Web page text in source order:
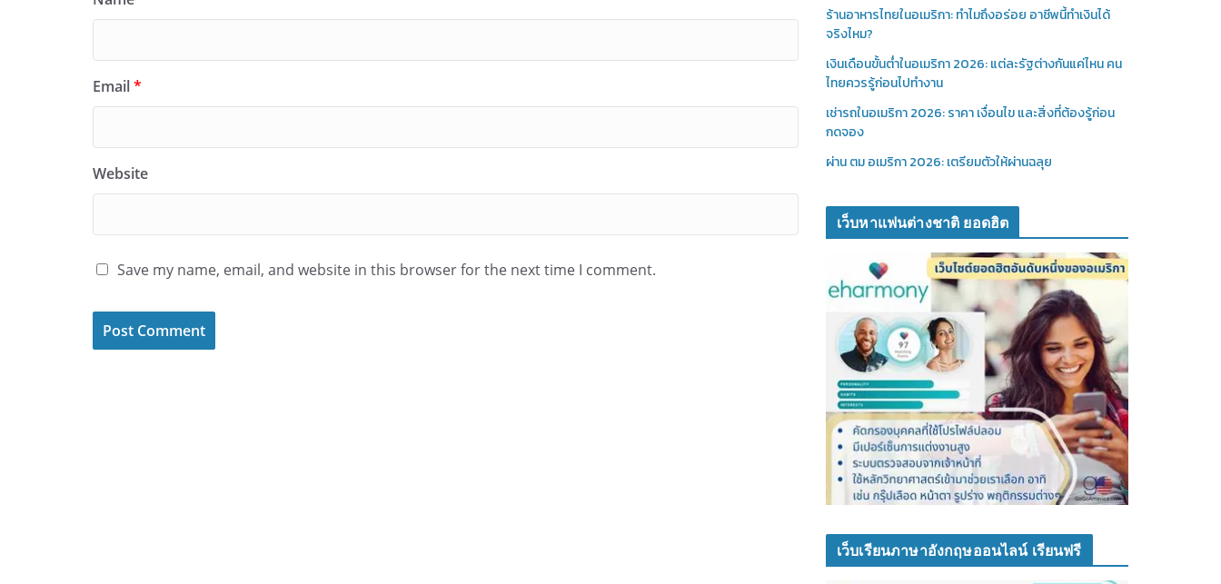
Email*
Website
Save my name, email, and website in this browser for the next time I comment.
ร้านอาหารไทยในอเมริกา: ทำไมถึงอร่อย อาชีพนี้ทำเงินได้
จริงไหม?
เงินเดือนขั้นต่ำในอเมริกา 2026: แต่ละรัฐต่างกันแค่ไหน คน
ไทยควรรู้ก่อนไปทำงาน
เช่ารถในอเมริกา 2026: ราคา เงื่อนไข และสิ่งที่ต้องรู้ก่อน
กดจอง
ผ่าน ตม อเมริกา 2026: เตรียมตัวให้ผ่านฉลุย
เว็บหาแฟนต่างชาติ ยอดฮิต
เว็บเรียนภาษาอังกฤษออนไลน์ เรียนฟรี